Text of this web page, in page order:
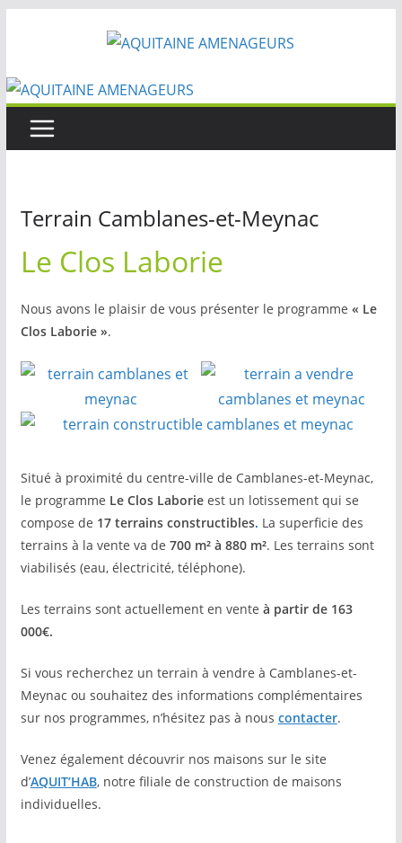
Terrain Camblanes-et-Meynac
Le Clos Laborie
Nous avons le plaisir de vous présenter le programme « Le
Clos Laborie ».
Situé à proximité du centre-ville de Camblanes-et-Meynac,
le programme Le Clos Laborie est un lotissement qui se
compose de 17 terrains constructibles. La superficie des
terrains à la vente va de 700 m² à 880 m². Les terrains sont
viabilisés (eau, électricité, téléphone).
Les terrains sont actuellement en vente à partir de 163
000€.
Si vous recherchez un terrain à vendre à Camblanes-et-
Meynac ou souhaitez des informations complémentaires
sur nos programmes, n’hésitez pas à nous contacter.
Venez également découvrir nos maisons sur le site
d’AQUIT’HAB, notre filiale de construction de maisons
individuelles.